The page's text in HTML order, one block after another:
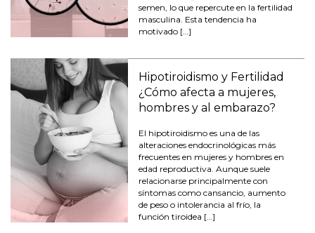
semen, lo que repercute en la fertilidad
masculina. Esta tendencia ha
motivado […]
Hipotiroidismo y Fertilidad
¿Cómo afecta a mujeres,
hombres y al embarazo?
El hipotiroidismo es una de las
alteraciones endocrinológicas más
frecuentes en mujeres y hombres en
edad reproductiva. Aunque suele
relacionarse principalmente con
síntomas como cansancio, aumento
de peso o intolerancia al frío, la
función tiroidea […]